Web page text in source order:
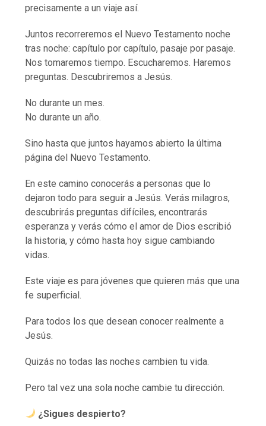
precisamente a un viaje así.
Juntos recorreremos el Nuevo Testamento noche
tras noche: capítulo por capítulo, pasaje por pasaje.
Nos tomaremos tiempo. Escucharemos. Haremos
preguntas. Descubriremos a Jesús.
No durante un mes.
No durante un año.
Sino hasta que juntos hayamos abierto la última
página del Nuevo Testamento.
En este camino conocerás a personas que lo
dejaron todo para seguir a Jesús. Verás milagros,
descubrirás preguntas difíciles, encontrarás
esperanza y verás cómo el amor de Dios escribió
la historia, y cómo hasta hoy sigue cambiando
vidas.
Este viaje es para jóvenes que quieren más que una
fe superficial.
Para todos los que desean conocer realmente a
Jesús.
Quizás no todas las noches cambien tu vida.
Pero tal vez una sola noche cambie tu dirección.
¿Sigues despierto?